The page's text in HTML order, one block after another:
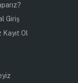
Giriş
Ol